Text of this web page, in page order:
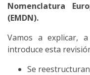
Nomenclatura
(EMDN).
Vamos a explicar,
introduce esta
Se